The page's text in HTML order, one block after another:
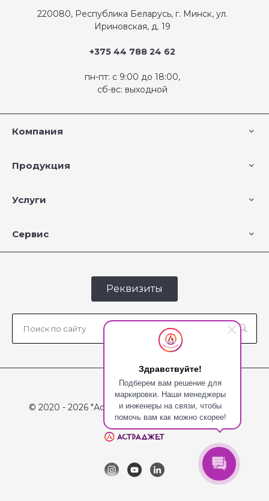
Здравствуйте!
Подберем вам решение для
маркировки. Наши менеджеры
и инженеры на связи, чтобы
помочь вам как можно скорее!
220080, Республика Беларусь, г. Минск, ул.
Ириновская, д. 19
+375 44 788 24 62
пн-пт: с 9:00 до 18:00,
сб-вс: выходной
Компания
Продукция
Услуги
Сервис
Реквизиты
© 2020 - 2026 "Астраджет", Все права защищены